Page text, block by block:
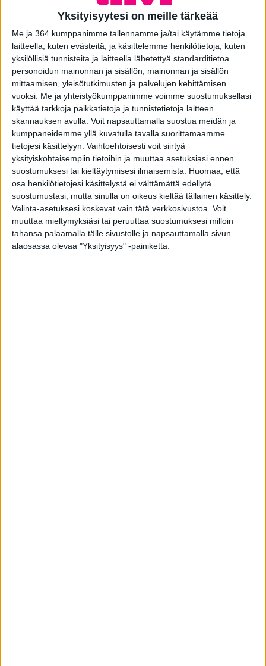
Yksityisyytesi on meille tärkeää
Me ja 364 kumppanimme tallennamme ja/tai käytämme tietoja
laitteella, kuten evästeitä, ja käsittelemme henkilötietoja, kuten
yksilöllisiä tunnisteita ja laitteella lähetettyä standarditietoa
personoidun mainonnan ja sisällön, mainonnan ja sisällön
mittaamisen, yleisötutkimusten ja palvelujen kehittämisen
vuoksi. Me ja yhteistyökumppanimme voimme suostumuksellasi
käyttää tarkkoja paikkatietoja ja tunnistetietoja laitteen
skannauksen avulla. Voit napsauttamalla suostua meidän ja
kumppaneidemme yllä kuvatulla tavalla suorittamaamme
tietojesi käsittelyyn. Vaihtoehtoisesti voit siirtyä
yksityiskohtaisempiin tietoihin ja muuttaa asetuksiasi ennen
suostumuksesi tai kieltäytymisesi ilmaisemista.
Huomaa, että
osa henkilötietojesi käsittelystä ei välttämättä edellytä
suostumustasi, mutta sinulla on oikeus kieltää tällainen käsittely.
Valinta-asetuksesi koskevat vain tätä verkkosivustoa. Voit
muuttaa mieltymyksiäsi tai peruuttaa suostumuksesi milloin
tahansa palaamalla tälle sivustolle ja napsauttamalla sivun
alaosassa olevaa "Yksityisyys" -painiketta.
SUUNNITTELE OMASI
Raitisilmaventtiilin sisälle asennettava kotelomallinen
paperisuodatin. Valittavissa kolme eri mallia, ikkunoiden
valmistusvuoden mukaan.Vähintään 40 kpl tilauksesta
määräalennus -15%
Mallit ja mitat:
Airtech 300: sopii 2000-2003 valmistettuihin Tiivi-
ikkunoihin, pituus 265 mm
Airtech 400 F7: sopii 2003-2006 valmistettuihin Tiivi-
ikkunoihin, pituus: 398 mm
Airtech 400: sopii 2006 lähtien valmistettuihin Tiivi-
ikkunoihin, pituus: 380 mm